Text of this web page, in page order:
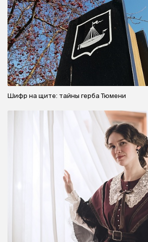
Шифр на щите: тайны герба Тюмени